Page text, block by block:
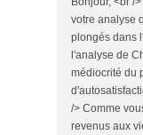
votre analyse
plongés dans
l'analyse de
médiocrité du
/> Comme
revenus aux